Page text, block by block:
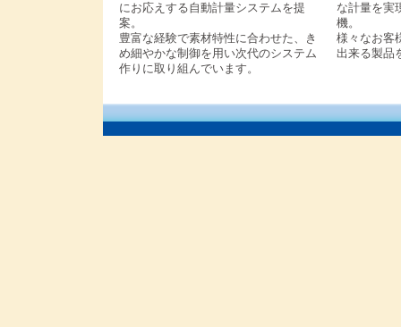
にお応えする自動計量システムを提
案。
豊富な経験で素材特性に合わせた、き
め細やかな制御を用い次代のシステム
作りに取り組んでいます。
な計量を実
機。
様々なお客
出来る製品